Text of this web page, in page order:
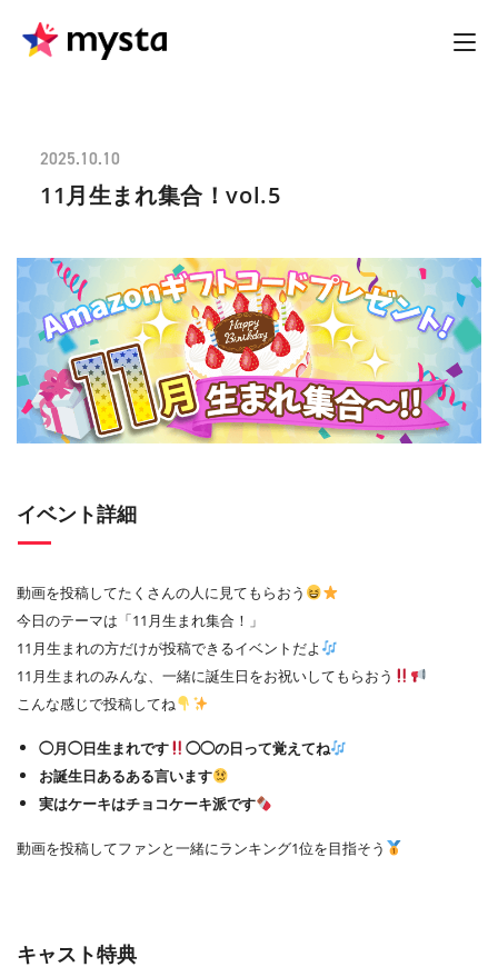
2025.10.10
11月生まれ集合！vol.5
イベント詳細
動画を投稿してたくさんの人に見てもらおう
今日のテーマは「11月生まれ集合！」
11月生まれの方だけが投稿できるイベントだよ
11月生まれのみんな、一緒に誕生日をお祝いしてもらおう
こんな感じで投稿してね
◯月◯日生まれです
◯◯の日って覚えてね
お誕生日あるある言います
実はケーキはチョコケーキ派です
動画を投稿してファンと一緒にランキング1位を目指そう
キャスト特典